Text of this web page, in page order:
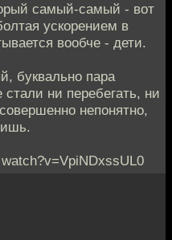
самый-самый - вот
ускорением в
вообче - дети.
буквально пара
ни перебегать, ни
непонятно,